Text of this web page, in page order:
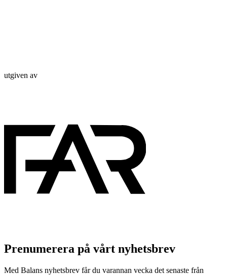
utgiven av
Prenumerera på vårt nyhetsbrev
Med Balans nyhetsbrev får du varannan vecka det senaste från